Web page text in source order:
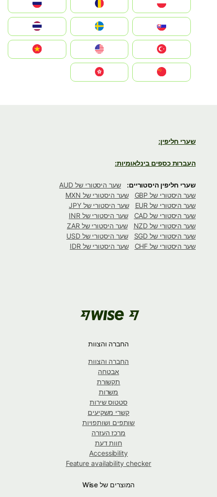
România
Slovensko
United States
Vietnam
שערי חליפין:
העברות כספים בינלאומיות:
שערי חליפין היסטוריים:
שער היסטורי של AUD
שער היסטורי של GBP
שער היסטורי של MXN
שער היסטורי של EUR
שער היסטורי של JPY
שער היסטורי של CAD
שער היסטורי של INR
שער היסטורי של NZD
שער היסטורי של ZAR
שער היסטורי של SGD
שער היסטורי של USD
שער היסטורי של CHF
שער היסטורי של IDR
החברה והצוות
החברה והצוות
אבטחה
תקשורת
משרות
סטטוס שירות
קשרי משקיעים
שותפים ושותפויות
מרכז העזרה
חוות דעת
Accessibility
Feature availability checker
המוצרים של Wise